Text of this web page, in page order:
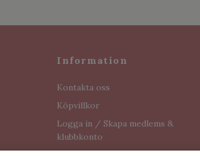
Information
Kontakta oss
Köpvillkor
Logga in / Skapa medlems &
klubbkonto